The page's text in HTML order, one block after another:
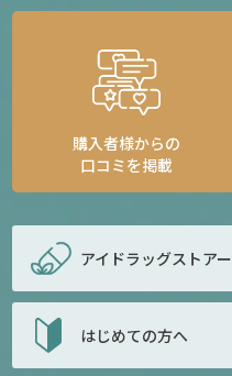
購入者様からの
口コミを掲載
アイドラッグストアー
はじめての方へ